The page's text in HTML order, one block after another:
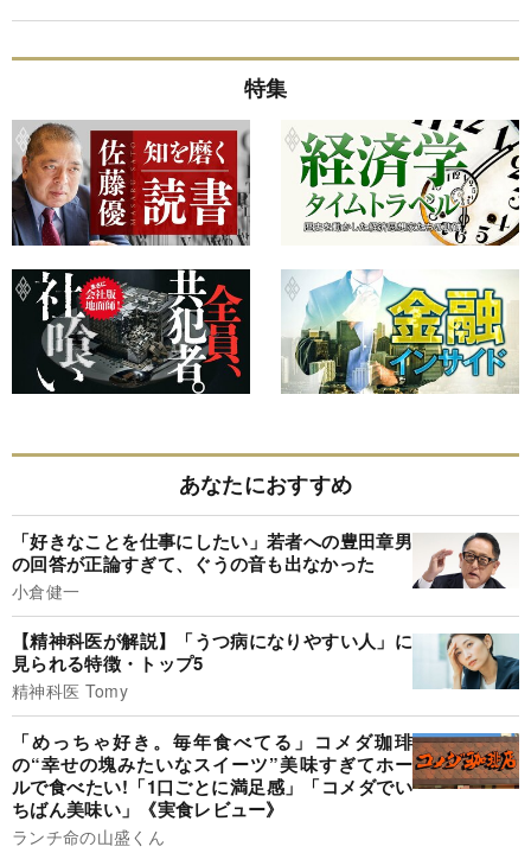
特集
あなたにおすすめ
「好きなことを仕事にしたい」若者への豊田章男
の回答が正論すぎて、ぐうの音も出なかった
小倉健一
【精神科医が解説】「うつ病になりやすい人」に
見られる特徴・トップ5
精神科医 Tomy
「めっちゃ好き。毎年食べてる」コメダ珈琲
の“幸せの塊みたいなスイーツ”美味すぎてホー
ルで食べたい!「1口ごとに満足感」「コメダでい
ちばん美味い」《実食レビュー》
ランチ命の山盛くん